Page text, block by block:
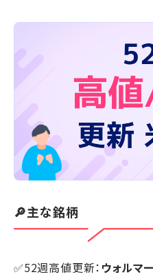
🔎主な銘柄
✅52週高値更新：ウォルマ